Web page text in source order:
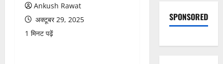
Ankush Rawat
अक्टूबर 29, 2025
1 मिनट पढ़ें
SPONSORED